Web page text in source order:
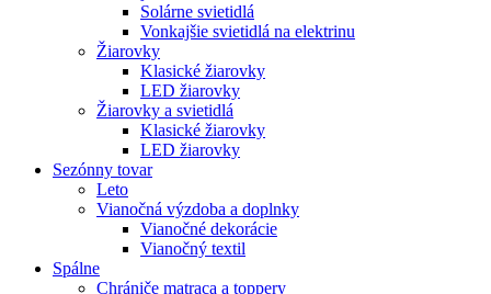
Solárne svietidlá
Vonkajšie svietidlá na elektrinu
Žiarovky
Klasické žiarovky
LED žiarovky
Žiarovky a svietidlá
Klasické žiarovky
LED žiarovky
Sezónny tovar
Leto
Vianočná výzdoba a doplnky
Vianočné dekorácie
Vianočný textil
Spálne
Chrániče matraca a toppery